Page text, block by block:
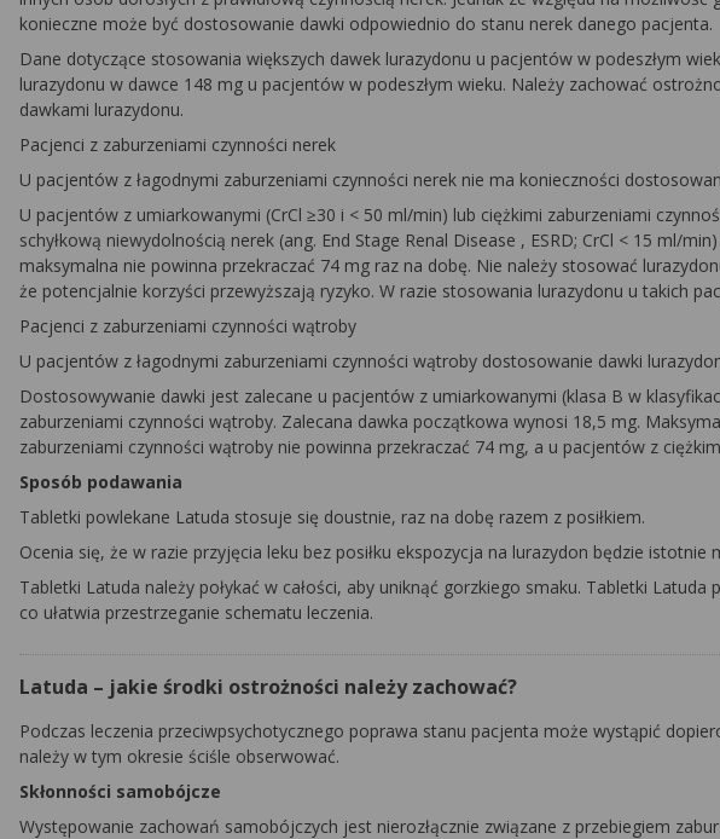
konieczne może być dostosowanie dawki odpowiednio do stanu nerek danego pacjenta.
Dane dotyczące stosowania większych dawek lurazydonu u pacjentów w podeszłym
lurazydonu w dawce 148 mg u pacjentów w podeszłym wieku. Należy zachować
dawkami lurazydonu.
Pacjenci z zaburzeniami czynności nerek
U pacjentów z łagodnymi zaburzeniami czynności nerek nie ma konieczności
U pacjentów z umiarkowanymi (CrCl ≥30 i < 50 ml/min) lub ciężkimi zaburzeniami
schyłkową niewydolnością nerek (ang. End Stage Renal Disease , ESRD; CrCl < 15 ml/
maksymalna nie powinna przekraczać 74 mg raz na dobę. Nie należy stosować
że potencjalnie korzyści przewyższają ryzyko. W razie stosowania lurazydonu u takich
Pacjenci z zaburzeniami czynności wątroby
U pacjentów z łagodnymi zaburzeniami czynności wątroby dostosowanie dawki
Dostosowywanie dawki jest zalecane u pacjentów z umiarkowanymi (klasa B w
zaburzeniami czynności wątroby. Zalecana dawka początkowa wynosi 18,5 mg.
zaburzeniami czynności wątroby nie powinna przekraczać 74 mg, a u pacjentów z
Sposób podawania
Tabletki powlekane Latuda stosuje się doustnie, raz na dobę razem z posiłkiem.
Ocenia się, że w razie przyjęcia leku bez posiłku ekspozycja na lurazydon będzie istotnie
Tabletki Latuda należy połykać w całości, aby uniknąć gorzkiego smaku. Tabletki
co ułatwia przestrzeganie schematu leczenia.
Latuda – jakie środki ostrożności należy zachować?
Podczas leczenia przeciwpsychotycznego poprawa stanu pacjenta może wystąpić
należy w tym okresie ściśle obserwować.
Skłonności samobójcze
Występowanie zachowań samobójczych jest nierozłącznie związane z przebiegiem